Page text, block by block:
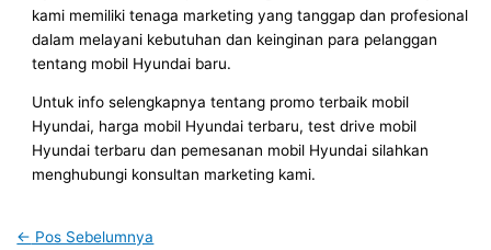
kami memiliki tenaga marketing yang tanggap dan profesional
dalam melayani kebutuhan dan keinginan para pelanggan
tentang mobil Hyundai baru.
Untuk info selengkapnya tentang promo terbaik mobil
Hyundai, harga mobil Hyundai terbaru, test drive mobil
Hyundai terbaru dan pemesanan mobil Hyundai silahkan
menghubungi konsultan marketing kami.
← Pos Sebelumnya